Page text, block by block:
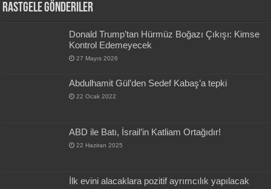
Rastgele Gönderiler
Donald Trump’tan Hürmüz Boğazı Çıkışı: Kimse
Kontrol Edemeyecek
27 Mayıs 2026
Abdulhamit Gül’den Sedef Kabaş’a tepki
22 Ocak 2022
ABD ile Batı, İsrail’in Katliam Ortağıdır!
22 Haziran 2025
İlk evini alacaklara pozitif ayrımcılık yapılacak